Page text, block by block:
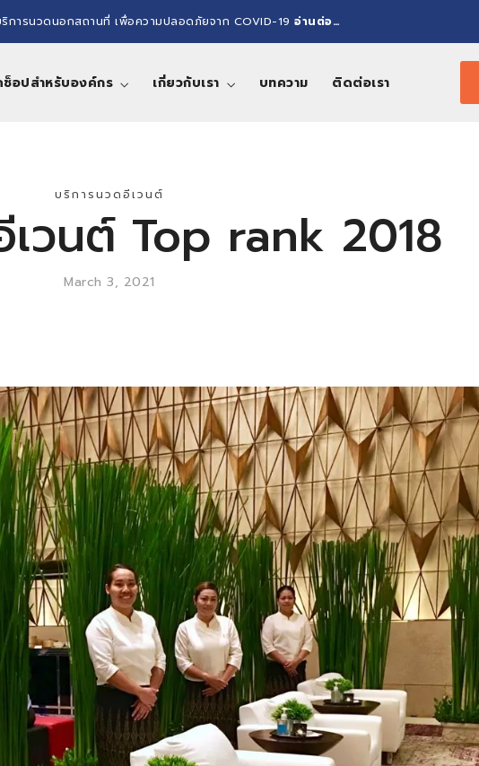
ริการนวดนอกสถานที่ เพื่อความปลอดภัยจาก COVID-19อ่านต่อ…
ช็อปสำหรับองค์กร เกี่ยวกับเรา บทความ ติดต่อเรา
บริการนวดอีเวนต์
เวนต์ Top rank 2018
March 3, 2021